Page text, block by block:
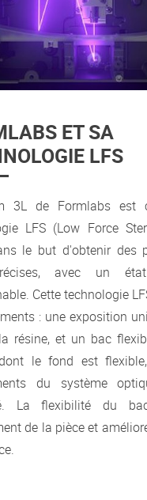
ET SA
LFS
3L de Formlabs est
LFS (Low Force
le but d'obtenir des
avec un
Cette technologie
: une exposition
résine, et un bac
le fond est
du système
La flexibilité du
de la pièce et